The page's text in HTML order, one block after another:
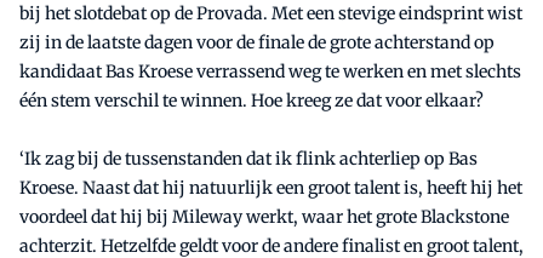
bij het slotdebat op de Provada. Met een stevige eindsprint wist
zij in de laatste dagen voor de finale de grote achterstand op
kandidaat Bas Kroese verrassend weg te werken en met slechts
één stem verschil te winnen. Hoe kreeg ze dat voor elkaar?
‘Ik zag bij de tussenstanden dat ik flink achterliep op Bas
Kroese. Naast dat hij natuurlijk een groot talent is, heeft hij het
voordeel dat hij bij Mileway werkt, waar het grote Blackstone
achterzit. Hetzelfde geldt voor de andere finalist en groot talent,